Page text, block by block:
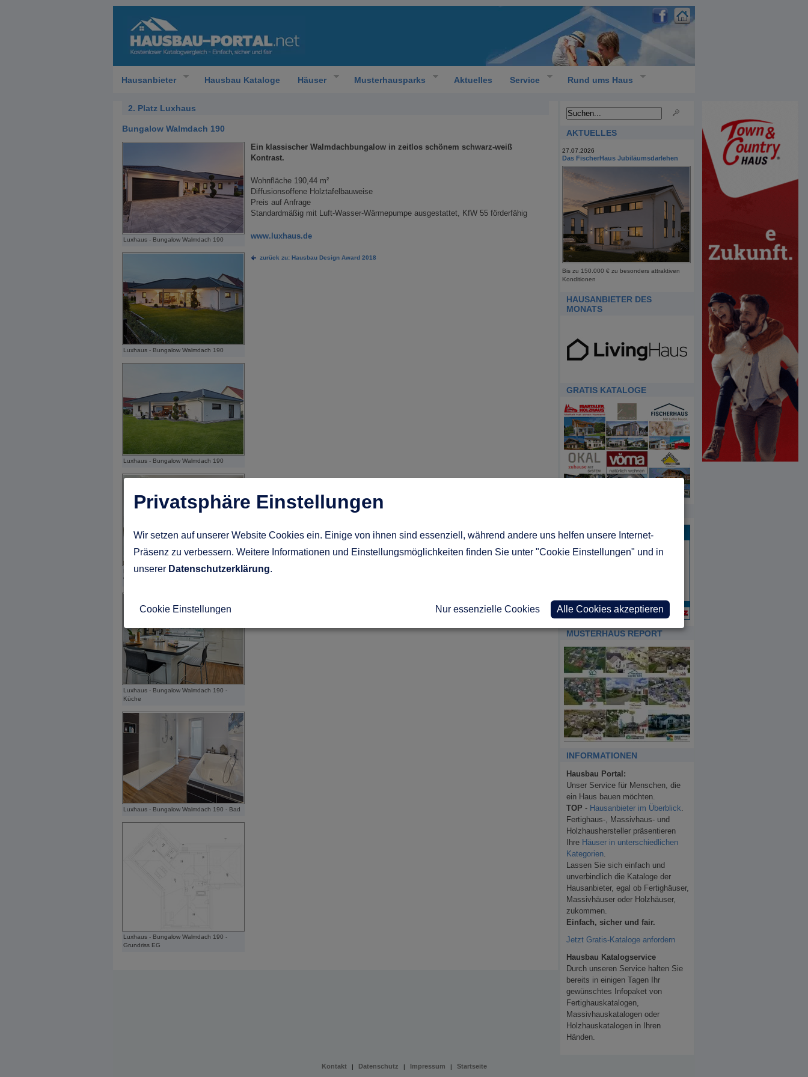
Hausanbieter Hausbau Kataloge Häuser Musterhausparks Aktuelles Service Rund ums Haus
2. Platz Luxhaus
Bungalow Walmdach 190
Luxhaus - Bungalow Walmdach 190
Luxhaus - Bungalow Walmdach 190
Luxhaus - Bungalow Walmdach 190
Luxhaus - Bungalow Walmdach 190 -
Wohnen
Luxhaus - Bungalow Walmdach 190 -
Küche
Luxhaus - Bungalow Walmdach 190 - Bad
Luxhaus - Bungalow Walmdach 190 -
Grundriss EG
Ein klassischer Walmdachbungalow in zeitlos schönem schwarz-weiß
Kontrast.
Wohnfläche 190,44 m²
Diffusionsoffene Holztafelbauweise
Preis auf Anfrage
Standardmäßig mit Luft-Wasser-Wärmepumpe ausgestattet, KfW 55 förderfähig
www.luxhaus.de
zurück zu: Hausbau Design Award 2018
AKTUELLES
27.07.2026
Das FischerHaus Jubiläumsdarlehen
Bis zu 150.000 € zu besonders attraktiven
Konditionen
HAUSANBIETER DES
MONATS
GRATIS KATALOGE
MUSTERHAUS REPORT
INFORMATIONEN
Hausbau Portal:
Unser Service für Menschen, die
ein Haus bauen möchten.
TOP - Hausanbieter im Überblick
Fertighaus-, Massivhaus- und
Holzhaushersteller präsentieren
Ihre Häuser in unterschiedlichen
Kategorien
Lassen Sie sich einfach und
unverbindlich die Kataloge der
Hausanbieter, egal ob Fertighäuser,
Massivhäuser oder Holzhäuser,
zukommen.
Einfach, sicher und fair.
Jetzt Gratis-Kataloge anfordern
Hausbau Katalogservice
Durch unseren Service halten Sie
bereits in einigen Tagen Ihr
gewünschtes Infopaket von
Fertighauskatalogen,
Massivhauskatalogen oder
Holzhauskatalogen in Ihren
Händen.
Kontakt | Datenschutz | Impressum | Startseite
Privatsphäre Einstellungen
Wir setzen auf unserer Website Cookies ein. Einige von ihnen sind essenziell, während andere uns helfen unsere Internet-
Präsenz zu verbessern. Weitere Informationen und Einstellungsmöglichkeiten finden Sie unter "Cookie Einstellungen" und in
unserer Datenschutzerklärung.
Cookie Einstellungen Nur essenzielle Cookies Alle Cookies akzeptieren